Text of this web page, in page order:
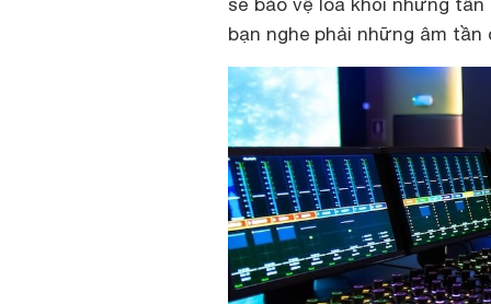
sẽ bảo vệ loa khỏi những
bạn nghe phải những âm